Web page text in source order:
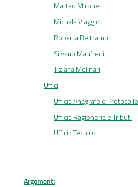
Matteo Mirone
Michela Viaggio
Roberta Beltramo
Silvano Manfredi
Tiziana Molinari
Uffici
Ufficio Anagrafe e Protocollo
Ufficio Ragioneria e Tributi
Ufficio Tecnico
Argomenti